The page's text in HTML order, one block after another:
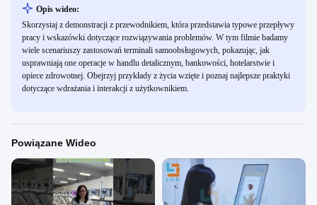
Opis wideo:
Skorzystaj z demonstracji z przewodnikiem, która przedstawia typowe przepływy
pracy i wskazówki dotyczące rozwiązywania problemów. W tym filmie badamy
wiele scenariuszy zastosowań terminali samoobsługowych, pokazując, jak
usprawniają one operacje w handlu detalicznym, bankowości, hotelarstwie i
opiece zdrowotnej. Obejrzyj przykłady z życia wzięte i poznaj najlepsze praktyki
dotyczące wdrażania i interakcji z użytkownikiem.
Powiązane Wideo